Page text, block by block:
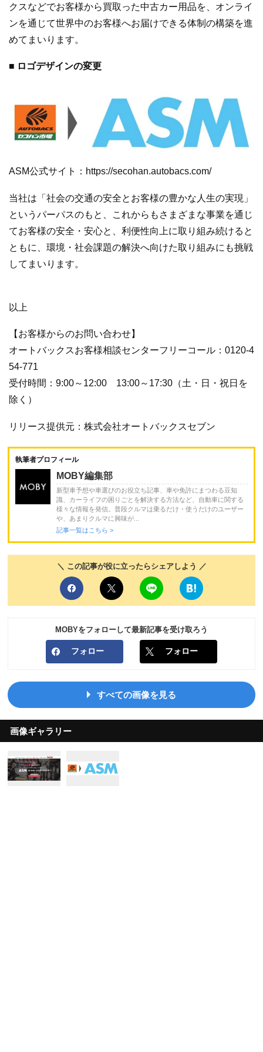
クスなどでお客様から買取った中古カー用品を、オンライ
ンを通じて世界中のお客様へお届けできる体制の構築を進
めてまいります。
■ ロゴデザインの変更
ASM公式サイト：https://secohan.autobacs.com/
当社は「社会の交通の安全とお客様の豊かな人生の実現」
というパーパスのもと、これからもさまざまな事業を通じ
てお客様の安全・安心と、利便性向上に取り組み続けると
ともに、環境・社会課題の解決へ向けた取り組みにも挑戦
してまいります。
以上
【お客様からのお問い合わせ】
オートバックスお客様相談センターフリーコール：0120-4
54-771
受付時間：9:00～12:00 13:00～17:30（土・日・祝日を
除く）
リリース提供元：株式会社オートバックスセブン
執筆者プロフィール
MOBY編集部
新型車予想や車選びのお役立ち記事、車や免許にまつわる豆知
識、カーライフの困りごとを解決する方法など、自動車に関する
様々な情報を発信。普段クルマは乗るだけ・使うだけのユーザー
や、あまりクルマに興味が...
記事一覧はこちら >
＼ この記事が役に立ったらシェアしよう ／
MOBYをフォローして最新記事を受け取ろう
フォロー フォロー
すべての画像を見る
画像ギャラリー